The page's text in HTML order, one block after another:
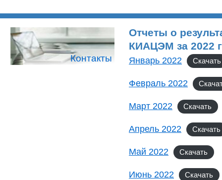
Отчеты о
КИАЦЭМ за 2022
Январь 2022 Скачать
Февраль 2022
Март 2022 Скачать
Апрель 2022 Скачать
Май 2022 Скачать
Июнь 2022 Скачать
Контакты